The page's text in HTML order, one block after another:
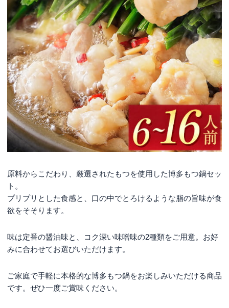
原料からこだわり、厳選されたもつを使用した博多もつ鍋セッ
ト。
プリプリとした食感と、口の中でとろけるような脂の旨味が食
欲をそそります。
味は定番の醤油味と、コク深い味噌味の2種類をご用意。お好
みに合わせてお選びいただけます。
ご家庭で手軽に本格的な博多もつ鍋をお楽しみいただける商品
です。ぜひ一度ご賞味ください。